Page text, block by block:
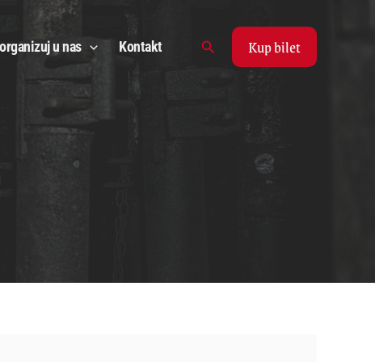
u nas Kontakt Search Kup bilet